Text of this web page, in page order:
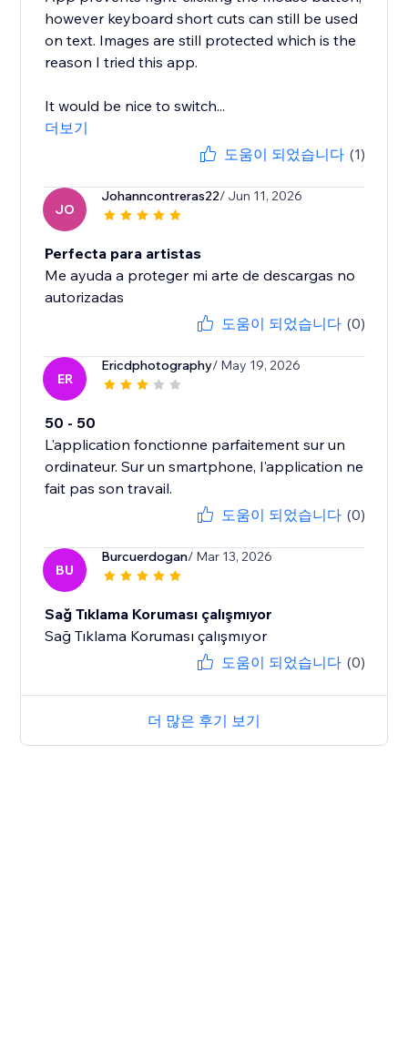
however keyboard short cuts can still be used
on text. Images are still protected which is the
reason I tried this app.
It would be nice to switch...
더보기
도움이 되었습니다 (1)
JO
Johanncontreras22/ Jun 11, 2026
Perfecta para artistas
Me ayuda a proteger mi arte de descargas no
autorizadas
도움이 되었습니다 (0)
ER
Ericdphotography/ May 19, 2026
50 - 50
L'application fonctionne parfaitement sur un
ordinateur. Sur un smartphone, l'application ne
fait pas son travail.
도움이 되었습니다 (0)
BU
Burcuerdogan/ Mar 13, 2026
Sağ Tıklama Koruması çalışmıyor
Sağ Tıklama Koruması çalışmıyor
도움이 되었습니다 (0)
더 많은 후기 보기